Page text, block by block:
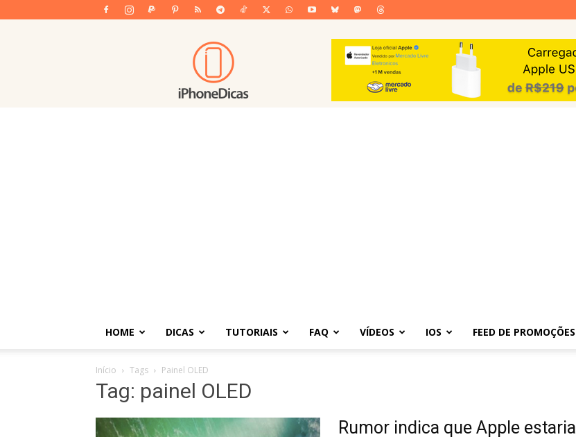
iPhoneDicas
HOME DICAS TUTORIAIS FAQ VÍDEOS IOS FEED DE PROMOÇÕES
Início Tags Painel OLED
Tag: painel OLED
Rumor indica que Apple estaria